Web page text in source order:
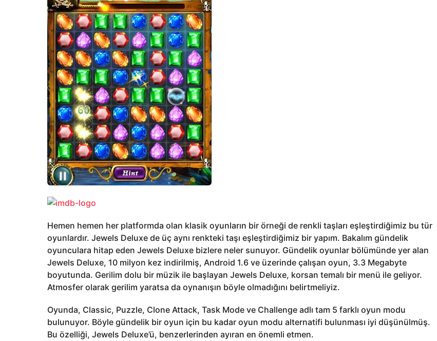
Hemen hemen her platformda olan klasik oyunların bir örneği de renkli taşları eşleştirdiğimiz bu tür
oyunlardır. Jewels Deluxe de üç aynı renkteki taşı eşleştirdiğimiz bir yapım. Bakalım gündelik
oyunculara hitap eden Jewels Deluxe bizlere neler sunuyor. Gündelik oyunlar bölümünde yer alan
Jewels Deluxe, 10 milyon kez indirilmiş, Android 1.6 ve üzerinde çalışan oyun, 3.3 Megabyte
boyutunda. Gerilim dolu bir müzik ile başlayan Jewels Deluxe, korsan temalı bir menü ile geliyor.
Atmosfer olarak gerilim yaratsa da oynanışın böyle olmadığını belirtmeliyiz.
Oyunda, Classic, Puzzle, Clone Attack, Task Mode ve Challenge adlı tam 5 farklı oyun modu
bulunuyor. Böyle gündelik bir oyun için bu kadar oyun modu alternatifi bulunması iyi düşünülmüş.
Bu özelliği, Jewels Deluxe’ü, benzerlerinden ayıran en önemli etmen.